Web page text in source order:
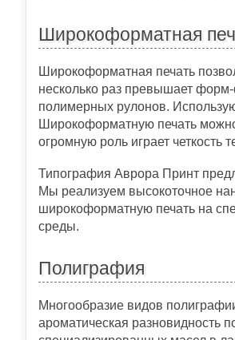
Широкоформатная
Широкоформатная печать
несколько раз превышает
полимерных рулонов.
Широкоформатную печать
огромную роль играет четкость
Типография Аврора Принт
Мы реализуем высокоточное
широкоформатную печать на
среды.
Полиграфия
Многообразие видов
ароматическая разновидность